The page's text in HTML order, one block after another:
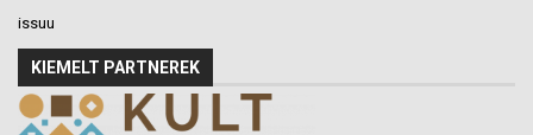
issuu
KIEMELT PARTNEREK